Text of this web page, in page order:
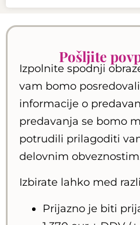
Pošljite
Izpolnite spodnji
vam bomo
informacije o
predavanja se bomo
potrudili prilagoditi
delovnim
Izbirate lahko med
Prijazno je biti